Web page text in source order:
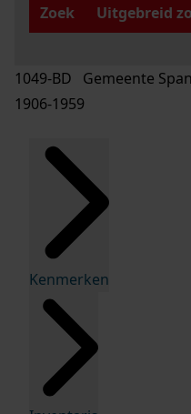
Zoek
Uitgebreid
1049-BD Gemeente
1906-1959
Kenmerken